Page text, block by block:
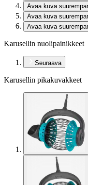
Avaa kuva
Avaa kuva
Avaa kuva
Karusellin nuolipainikkeet
Seuraava
Karusellin pikakuvakkeet